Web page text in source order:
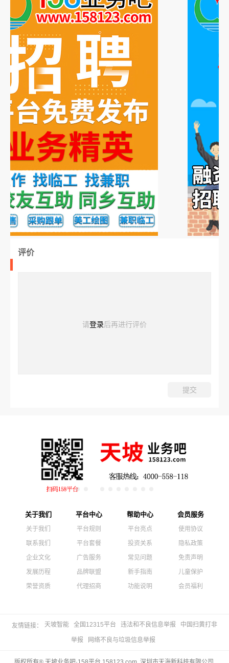
评价
请登录后再进行评价
关于我们
关于我们
联系我们
企业文化
发展历程
荣誉资质
平台中心
平台规则
平台套餐
广告服务
品牌联盟
代理招商
帮助中心
平台亮点
投资关系
常见问题
新手指南
功能说明
会员服务
使用协议
隐私政策
免责声明
儿童保护
会员福利
友情链接： 天坡智能 全国12315平台 违法和不良信息举报 中国扫黄打非
举报 网络不良与垃圾信息举报